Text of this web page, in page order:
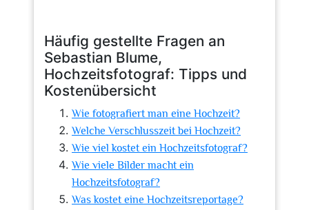
Häufig gestellte Fragen an
Sebastian Blume,
Hochzeitsfotograf: Tipps und
Kostenübersicht
Wie fotografiert man eine Hochzeit?
Welche Verschlusszeit bei Hochzeit?
Wie viel kostet ein Hochzeitsfotograf?
Wie viele Bilder macht ein
Hochzeitsfotograf?
Was kostet eine Hochzeitsreportage?